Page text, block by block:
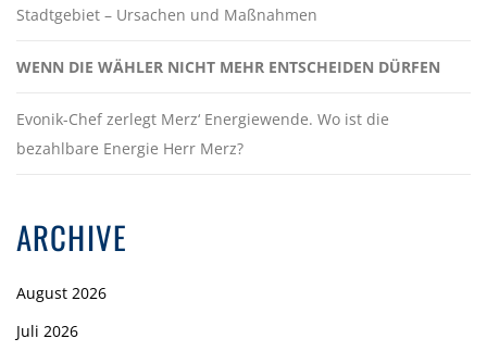
Stadtgebiet – Ursachen und Maßnahmen
WENN DIE WÄHLER NICHT MEHR ENTSCHEIDEN DÜRFEN
Evonik-Chef zerlegt Merz‘ Energiewende. Wo ist die
bezahlbare Energie Herr Merz?
ARCHIVE
August 2026
Juli 2026